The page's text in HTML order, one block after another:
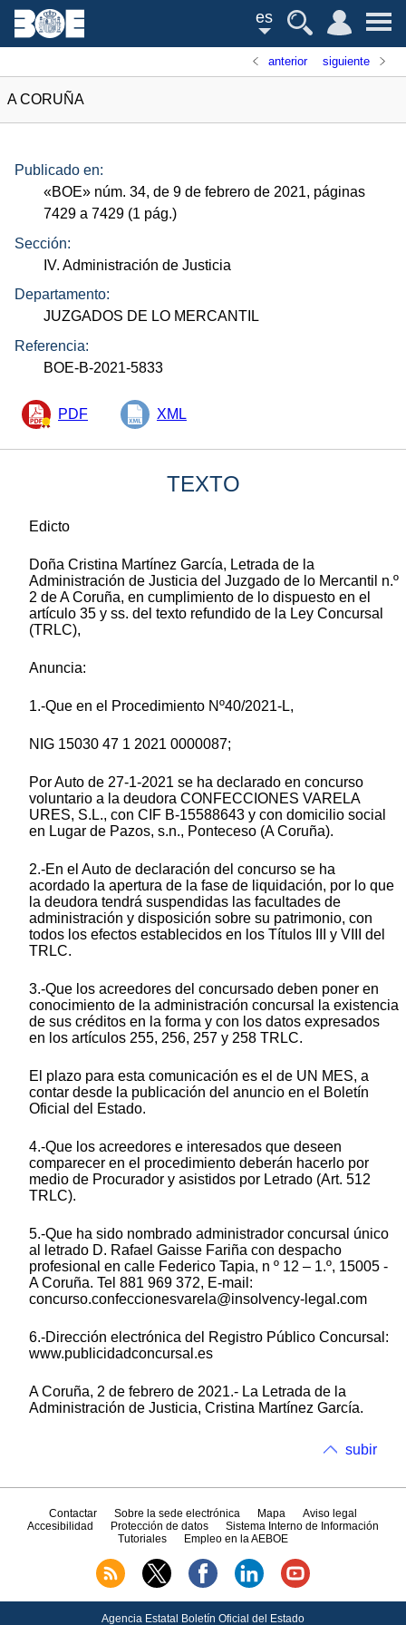
es
anterior siguiente
A CORUÑA
Publicado en:
«BOE» núm. 34, de 9 de febrero de 2021, páginas
7429 a 7429 (1 pág.)
Sección:
IV. Administración de Justicia
Departamento:
JUZGADOS DE LO MERCANTIL
Referencia:
BOE-B-2021-5833
PDF XML
TEXTO
Edicto
Doña Cristina Martínez García, Letrada de la
Administración de Justicia del Juzgado de lo Mercantil n.º
2 de A Coruña, en cumplimiento de lo dispuesto en el
artículo 35 y ss. del texto refundido de la Ley Concursal
(TRLC),
Anuncia:
1.-Que en el Procedimiento Nº40/2021-L,
NIG 15030 47 1 2021 0000087;
Por Auto de 27-1-2021 se ha declarado en concurso
voluntario a la deudora CONFECCIONES VARELA
URES, S.L., con CIF B-15588643 y con domicilio social
en Lugar de Pazos, s.n., Ponteceso (A Coruña).
2.-En el Auto de declaración del concurso se ha
acordado la apertura de la fase de liquidación, por lo que
la deudora tendrá suspendidas las facultades de
administración y disposición sobre su patrimonio, con
todos los efectos establecidos en los Títulos III y VIII del
TRLC.
3.-Que los acreedores del concursado deben poner en
conocimiento de la administración concursal la existencia
de sus créditos en la forma y con los datos expresados
en los artículos 255, 256, 257 y 258 TRLC.
El plazo para esta comunicación es el de UN MES, a
contar desde la publicación del anuncio en el Boletín
Oficial del Estado.
4.-Que los acreedores e interesados que deseen
comparecer en el procedimiento deberán hacerlo por
medio de Procurador y asistidos por Letrado (Art. 512
TRLC).
5.-Que ha sido nombrado administrador concursal único
al letrado D. Rafael Gaisse Fariña con despacho
profesional en calle Federico Tapia, n º 12 – 1.º, 15005 -
A Coruña. Tel 881 969 372, E-mail:
concurso.confeccionesvarela@insolvency-legal.com
6.-Dirección electrónica del Registro Público Concursal:
www.publicidadconcursal.es
A Coruña, 2 de febrero de 2021.- La Letrada de la
Administración de Justicia, Cristina Martínez García.
subir
Contactar Sobre la sede electrónica Mapa
Aviso legal
Accesibilidad
Protección de datos
Sistema Interno de Información
Tutoriales
Empleo en la AEBOE
Agencia Estatal Boletín Oficial del Estado